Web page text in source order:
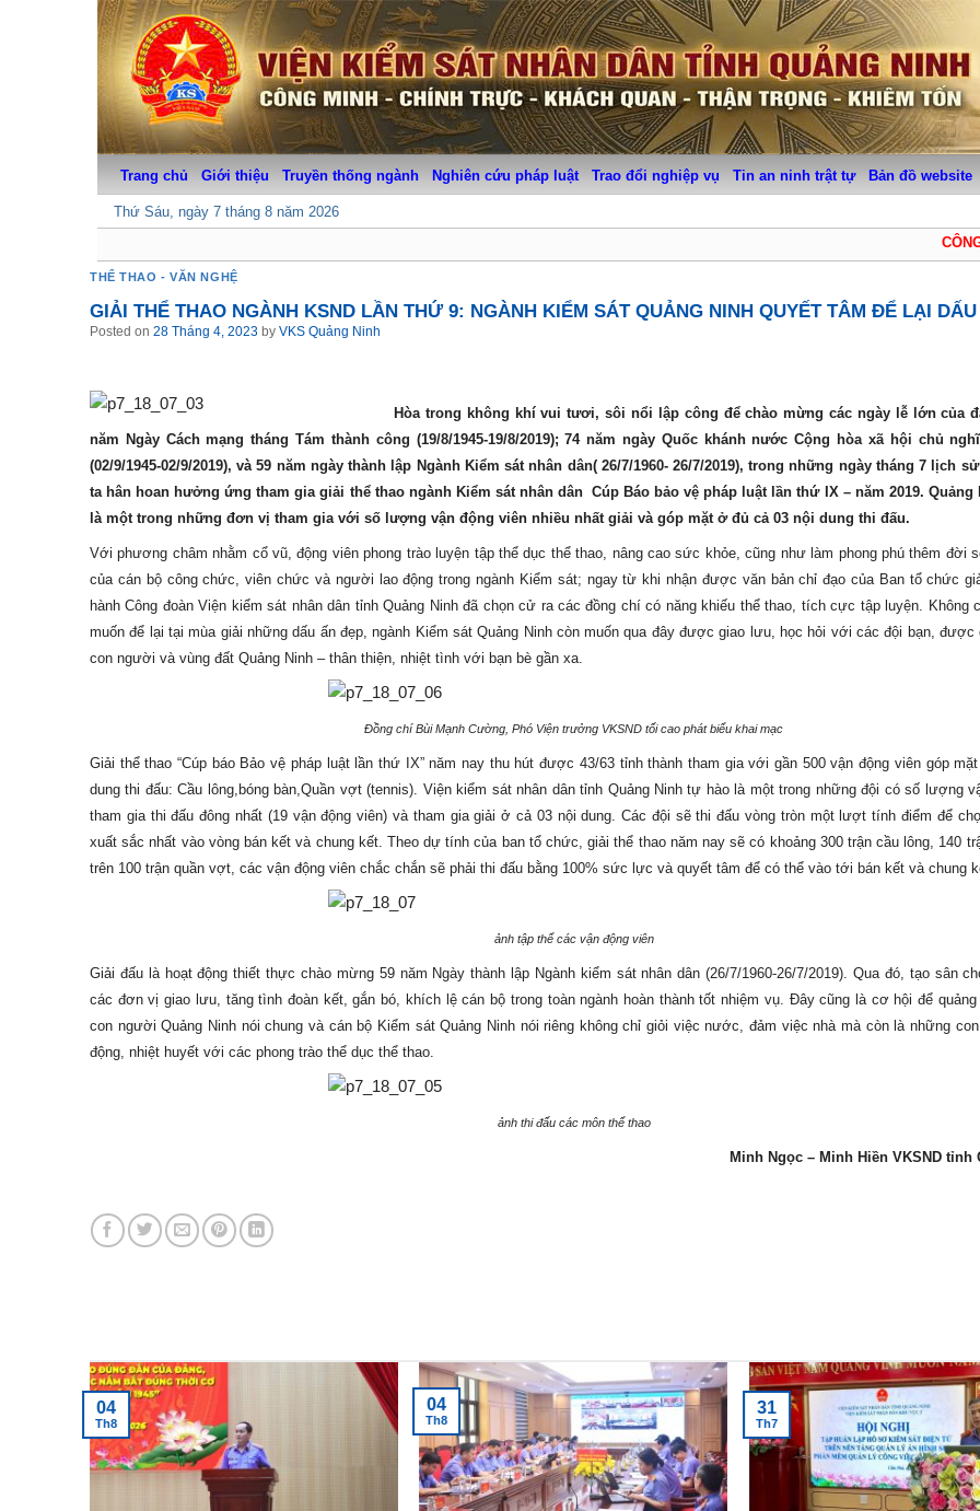
Trang chủ Giới thiệu Truyền thống ngành Nghiên cứu pháp luật Trao đổi nghiệp vụ Tin an ninh trật tự Bản đồ website
Thứ Sáu, ngày 7 tháng 8 năm 2026
CÔNG
THỂ THAO - VĂN NGHỆ
GIẢI THỂ THAO NGÀNH KSND LẦN THỨ 9: NGÀNH KIỂM SÁT QUẢNG NINH QUYẾT TÂM ĐỂ LẠI
Posted on 28 Tháng 4, 2023 by VKS Quảng Ninh
Hòa trong không khí vui tươi, sôi nổi lập công để chào mừng các ngày lễ lớn của
năm Ngày Cách mạng tháng Tám thành công (19/8/1945-19/8/2019); 74 năm ngày Quốc khánh nước Cộng hòa xã hội chủ
(02/9/1945-02/9/2019), và 59 năm ngày thành lập Ngành Kiểm sát nhân dân( 26/7/1960- 26/7/2019), trong những ngày tháng 7 lịch
ta hân hoan hưởng ứng tham gia giải thể thao ngành Kiểm sát nhân dân Cúp Báo bảo vệ pháp luật lần thứ IX – năm 2019. Quảng
là một trong những đơn vị tham gia với số lượng vận động viên nhiều nhất giải và góp mặt ở đủ cả 03 nội dung thi đấu.
Với phương châm nhằm cổ vũ, động viên phong trào luyện tập thể dục thể thao, nâng cao sức khỏe, cũng như làm phong phú thêm đời
của cán bộ công chức, viên chức và người lao động trong ngành Kiểm sát; ngay từ khi nhận được văn bản chỉ đạo của Ban tổ chức
hành Công đoàn Viện kiểm sát nhân dân tỉnh Quảng Ninh đã chọn cử ra các đồng chí có năng khiếu thể thao, tích cực tập luyện. Không
muốn để lại tại mùa giải những dấu ấn đẹp, ngành Kiểm sát Quảng Ninh còn muốn qua đây được giao lưu, học hỏi với các đội bạn, được
con người và vùng đất Quảng Ninh – thân thiện, nhiệt tình với bạn bè gần xa.
Đồng chí Bùi Mạnh Cường, Phó Viện trưởng VKSND tối cao phát biểu khai mạc
Giải thể thao “Cúp báo Bảo vệ pháp luật lần thứ IX” năm nay thu hút được 43/63 tỉnh thành tham gia với gần 500 vận động viên góp
dung thi đấu: Cầu lông,bóng bàn,Quần vợt (tennis). Viện kiểm sát nhân dân tỉnh Quảng Ninh tự hào là một trong những đội có số lượng
tham gia thi đấu đông nhất (19 vận động viên) và tham gia giải ở cả 03 nội dung. Các đội sẽ thi đấu vòng tròn một lượt tính điểm để
xuất sắc nhất vào vòng bán kết và chung kết. Theo dự tính của ban tổ chức, giải thể thao năm nay sẽ có khoảng 300 trận cầu lông, 140
trên 100 trận quần vợt, các vận động viên chắc chắn sẽ phải thi đấu bằng 100% sức lực và quyết tâm để có thể vào tới bán kết và chung
ảnh tập thể các vận động viên
Giải đấu là hoạt động thiết thực chào mừng 59 năm Ngày thành lập Ngành kiểm sát nhân dân (26/7/1960-26/7/2019). Qua đó, tạo sân
các đơn vị giao lưu, tăng tình đoàn kết, gắn bó, khích lệ cán bộ trong toàn ngành hoàn thành tốt nhiệm vụ. Đây cũng là cơ hội để quảng
con người Quảng Ninh nói chung và cán bộ Kiểm sát Quảng Ninh nói riêng không chỉ giỏi việc nước, đảm việc nhà mà còn là những
động, nhiệt huyết với các phong trào thể dục thể thao.
ảnh thi đấu các môn thể thao
Minh Ngọc – Minh Hiền VKSND tỉnh
04
Th8
04
Th8
31
Th7